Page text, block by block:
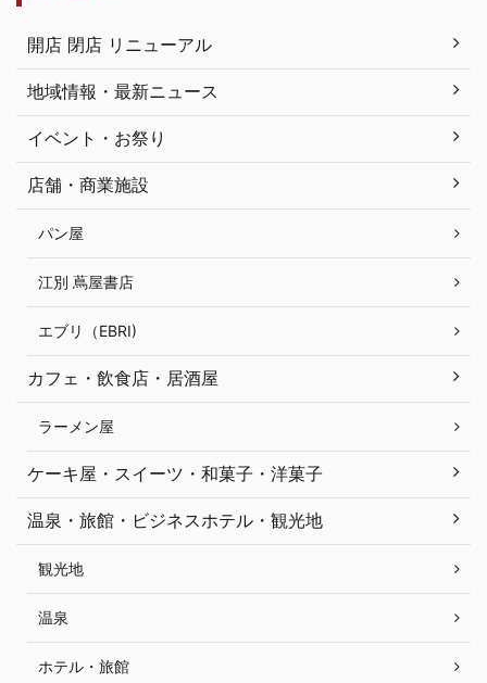
開店 閉店 リニューアル
地域情報・最新ニュース
イベント・お祭り
店舗・商業施設
パン屋
江別 蔦屋書店
エブリ（EBRI)
カフェ・飲食店・居酒屋
ラーメン屋
ケーキ屋・スイーツ・和菓子・洋菓子
温泉・旅館・ビジネスホテル・観光地
観光地
温泉
ホテル・旅館